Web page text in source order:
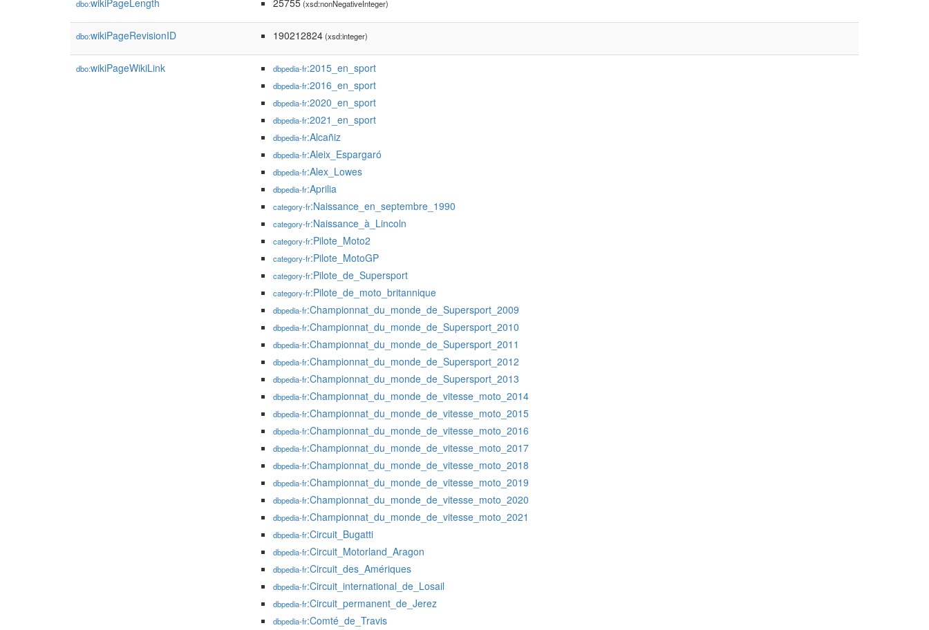
dbo:wikiPageLength 25755(xsd:nonNegativeInteger)
dbo:wikiPageRevisionID 190212824(xsd:integer)
dbo:wikiPageWikiLink dbpedia-fr:2015_en_sport
dbpedia-fr:2016_en_sport
dbpedia-fr:2020_en_sport
dbpedia-fr:2021_en_sport
dbpedia-fr:Alcañiz
dbpedia-fr:Aleix_Espargaró
dbpedia-fr:Alex_Lowes
dbpedia-fr:Aprilia
category-fr:Naissance_en_septembre_1990
category-fr:Naissance_à_Lincoln
category-fr:Pilote_Moto2
category-fr:Pilote_MotoGP
category-fr:Pilote_de_Supersport
category-fr:Pilote_de_moto_britannique
dbpedia-fr:Championnat_du_monde_de_Supersport_2009
dbpedia-fr:Championnat_du_monde_de_Supersport_2010
dbpedia-fr:Championnat_du_monde_de_Supersport_2011
dbpedia-fr:Championnat_du_monde_de_Supersport_2012
dbpedia-fr:Championnat_du_monde_de_Supersport_2013
dbpedia-fr:Championnat_du_monde_de_vitesse_moto_2014
dbpedia-fr:Championnat_du_monde_de_vitesse_moto_2015
dbpedia-fr:Championnat_du_monde_de_vitesse_moto_2016
dbpedia-fr:Championnat_du_monde_de_vitesse_moto_2017
dbpedia-fr:Championnat_du_monde_de_vitesse_moto_2018
dbpedia-fr:Championnat_du_monde_de_vitesse_moto_2019
dbpedia-fr:Championnat_du_monde_de_vitesse_moto_2020
dbpedia-fr:Championnat_du_monde_de_vitesse_moto_2021
dbpedia-fr:Circuit_Bugatti
dbpedia-fr:Circuit_Motorland_Aragon
dbpedia-fr:Circuit_des_Amériques
dbpedia-fr:Circuit_international_de_Losail
dbpedia-fr:Circuit_permanent_de_Jerez
dbpedia-fr:Comté_de_Travis